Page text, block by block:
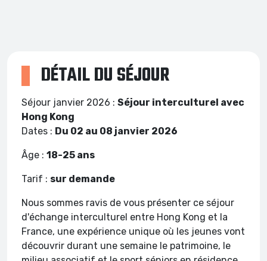
DÉTAIL DU SÉJOUR
Séjour janvier 2026 : Séjour interculturel avec
Hong Kong
Dates : Du 02 au 08 janvier 2026
Âge : 18-25 ans
Tarif : sur demande
Nous sommes ravis de vous présenter ce séjour
d'échange interculturel entre Hong Kong et la
France, une expérience unique où les jeunes vont
découvrir durant une semaine le patrimoine, le